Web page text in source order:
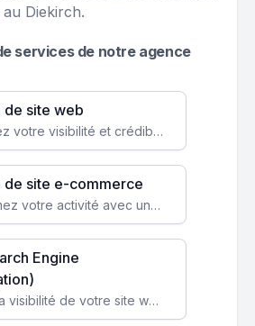
Diekirch.
services de notre agence
de site web
Augmentez votre visibilité et crédibilité en ligne avec un site web performant, conçu pour attirer plus de clients.
de site e-commerce
Transformez votre activité avec une boutique en ligne, accessible à l'échelle mondiale 24/7.
Engine
Boostez la visibilité de votre site web sur Google et attirez du trafic qualifié grâce à nos stratégies SEO.